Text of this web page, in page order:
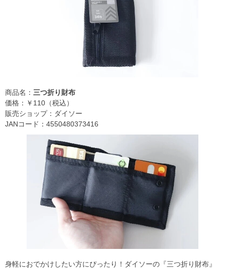
商品名： 三つ折り財布
価格：￥110（税込）
販売ショップ：ダイソー
JANコード：4550480373416
身軽におでかけしたい方にぴったり！ダイソーの『三つ折り財布』